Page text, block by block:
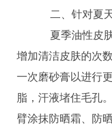
二、针对夏天
夏季油性皮肤
增加清洁皮肤的次
一次磨砂膏以进行
脂，汗液堵住毛孔
臂涂抹防晒霜、防